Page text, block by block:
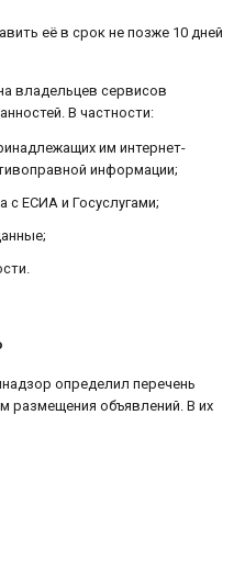
её в срок не позже 10 дней
владельцев сервисов
В частности:
им интернет-
информации;
с ЕСИА и Госуслугами;
определил перечень
размещения объявлений. В их